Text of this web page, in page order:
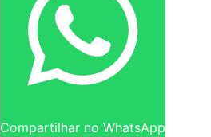
Compartilhar no WhatsApp